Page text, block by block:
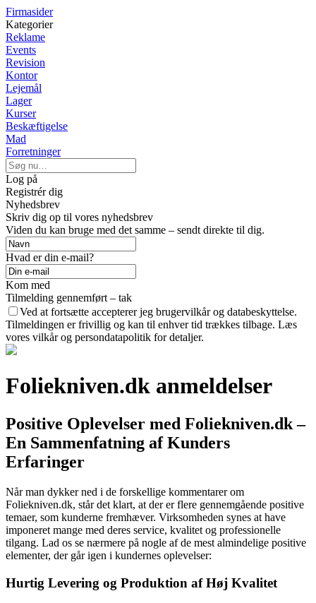
Firmasider
Kategorier
Reklame
Events
Revision
Kontor
Lejemål
Lager
Kurser
Beskæftigelse
Mad
Forretninger
Log på
Registrér dig
Nyhedsbrev
Skriv dig op til vores nyhedsbrev
Viden du kan bruge med det samme – sendt direkte til dig.
Hvad er din e-mail?
Kom med
Tilmelding gennemført – tak
Ved at fortsætte accepterer jeg brugervilkår og databeskyttelse.
Tilmeldingen er frivillig og kan til enhver tid trækkes tilbage. Læs
vores vilkår og persondatapolitik for detaljer.
Foliekniven.dk anmeldelser
Positive Oplevelser med Foliekniven.dk –
En Sammenfatning af Kunders
Erfaringer
Når man dykker ned i de forskellige kommentarer om
Foliekniven.dk, står det klart, at der er flere gennemgående positive
temaer, som kunderne fremhæver. Virksomheden synes at have
imponeret mange med deres service, kvalitet og professionelle
tilgang. Lad os se nærmere på nogle af de mest almindelige positive
elementer, der går igen i kundernes oplevelser:
Hurtig Levering og Produktion af Høj Kvalitet